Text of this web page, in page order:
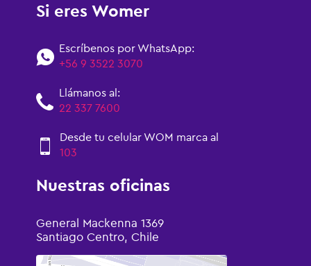
Si eres Womer
Escríbenos por WhatsApp:
+56 9 3522 3070
Llámanos al:
22 337 7600
Desde tu celular WOM marca al
103
Nuestras oficinas
General Mackenna 1369
Santiago Centro, Chile